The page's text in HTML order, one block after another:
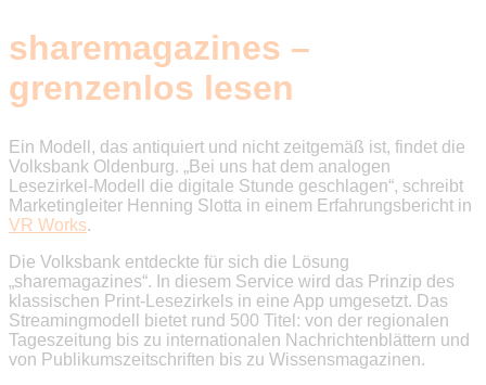
sharemagazines –
grenzenlos lesen
Ein Modell, das antiquiert und nicht zeitgemäß ist, findet die
Volksbank Oldenburg. „Bei uns hat dem analogen
Lesezirkel-Modell die digitale Stunde geschlagen“, schreibt
Marketingleiter Henning Slotta in einem Erfahrungsbericht in
VR Works.
Die Volksbank entdeckte für sich die Lösung
„sharemagazines“. In diesem Service wird das Prinzip des
klassischen Print-Lesezirkels in eine App umgesetzt. Das
Streamingmodell bietet rund 500 Titel: von der regionalen
Tageszeitung bis zu internationalen Nachrichtenblättern und
von Publikumszeitschriften bis zu Wissensmagazinen.